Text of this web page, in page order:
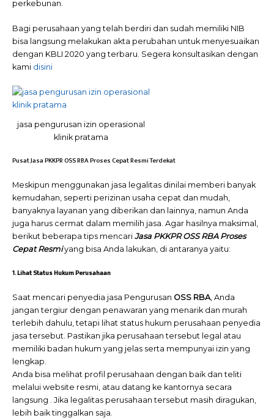
perkebunan.
Bagi perusahaan yang telah berdiri dan sudah memiliki NIB
bisa langsung melakukan akta perubahan untuk menyesuaikan
dengan KBLI 2020 yang terbaru. Segera konsultasikan dengan
kami disini
jasa pengurusan izin operasional
klinik pratama
Pusat Jasa PKKPR OSS RBA Proses Cepat Resmi Terdekat
Meskipun menggunakan jasa legalitas dinilai memberi banyak
kemudahan, seperti perizinan usaha cepat dan mudah,
banyaknya layanan yang diberikan dan lainnya, namun Anda
juga harus cermat dalam memilih jasa. Agar hasilnya maksimal,
berikut beberapa tips mencari Jasa PKKPR OSS RBA Proses
Cepat Resmi yang bisa Anda lakukan, di antaranya yaitu:
1. Lihat Status Hukum Perusahaan
Saat mencari penyedia jasa Pengurusan OSS RBA, Anda
jangan tergiur dengan penawaran yang menarik dan murah
terlebih dahulu, tetapi lihat status hukum perusahaan penyedia
jasa tersebut. Pastikan jika perusahaan tersebut legal atau
memiliki badan hukum yang jelas serta mempunyai izin yang
lengkap.
Anda bisa melihat profil perusahaan dengan baik dan teliti
melalui website resmi, atau datang ke kantornya secara
langsung . Jika legalitas perusahaan tersebut masih diragukan,
lebih baik tinggalkan saja.